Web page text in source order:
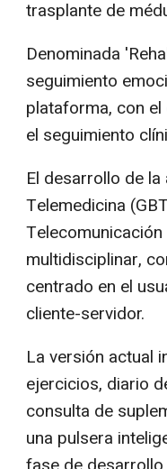
trasplante de
Denominada
seguimiento
plataforma, con
el seguimiento
El desarrollo de
Telemedicina
multidisciplinar,
centrado en el
cliente-servidor.
La versión actual
ejercicios, diario
consulta de
una pulsera